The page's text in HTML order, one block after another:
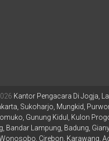
Kantor Pengacara Di Jogja,
Sukoharjo, Mungkid,
Gunung Kidul, Kulon
Bandar Lampung, Badung,
Cirebon, Karawang,